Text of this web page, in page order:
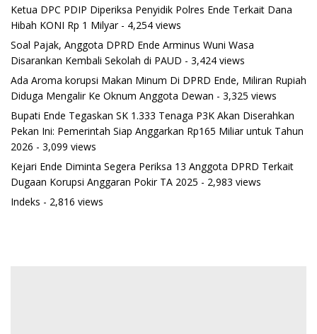
Ketua DPC PDIP Diperiksa Penyidik Polres Ende Terkait Dana
Hibah KONI Rp 1 Milyar- 4,254 views
Soal Pajak, Anggota DPRD Ende Arminus Wuni Wasa
Disarankan Kembali Sekolah di PAUD - 3,424 views
Ada Aroma korupsi Makan Minum Di DPRD Ende, Miliran Rupiah
Diduga Mengalir Ke Oknum Anggota Dewan - 3,325 views
Bupati Ende Tegaskan SK 1.333 Tenaga P3K Akan Diserahkan
Pekan Ini: Pemerintah Siap Anggarkan Rp165 Miliar untuk Tahun
2026 - 3,099 views
Kejari Ende Diminta Segera Periksa 13 Anggota DPRD Terkait
Dugaan Korupsi Anggaran Pokir TA 2025 - 2,983 views
Indeks - 2,816 views